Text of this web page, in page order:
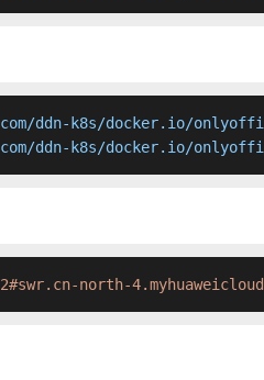
ddn-k8s/docker.io/
ddn-k8s/docker.io/
north-